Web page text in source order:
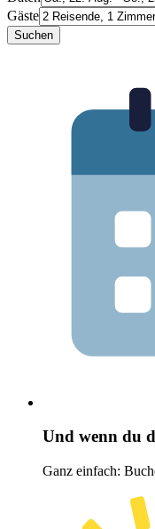
Gäste
Suchen
Und wenn du
Ganz einfach: